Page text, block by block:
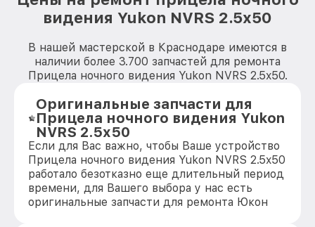
видения Yukon NVRS 2.5x50
В нашей мастерской в Краснодаре имеются в
наличии более 3.700 запчастей для ремонта
Прицела ночного видения Yukon NVRS 2.5x50.
Оригинальные запчасти для
Прицела ночного видения Yukon
NVRS 2.5x50
Если для Вас важно, чтобы Ваше устройство
Прицела ночного видения Yukon NVRS 2.5x50
работало безотказно еще длительный период
времени, для Вашего выбора у нас есть
оригинальные запчасти для ремонта Юкон